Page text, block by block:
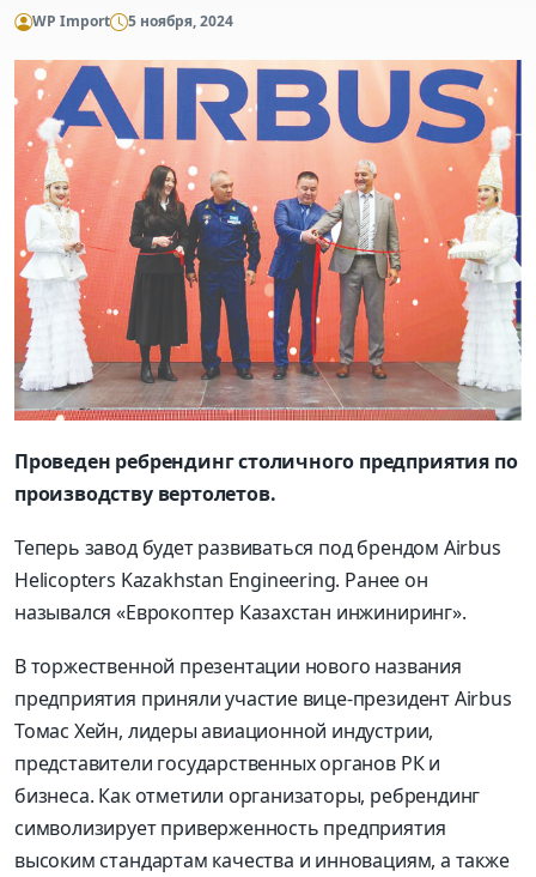
WP Import 5 ноября, 2024
Проведен ребрендинг столичного предприятия по
производству вертолетов.
Теперь завод будет развиваться под брендом Airbus
Helicopters Kazakhstan Engineering. Ранее он
назывался «Еврокоптер Казахстан инжиниринг».
В торжественной презентации нового названия
предприятия приняли участие вице-президент Airbus
Томас Хейн, лидеры авиационной индустрии,
представители государственных органов РК и
бизнеса. Как отметили организаторы, ребрендинг
символизирует приверженность предприятия
высоким стандартам качества и инновациям, а также